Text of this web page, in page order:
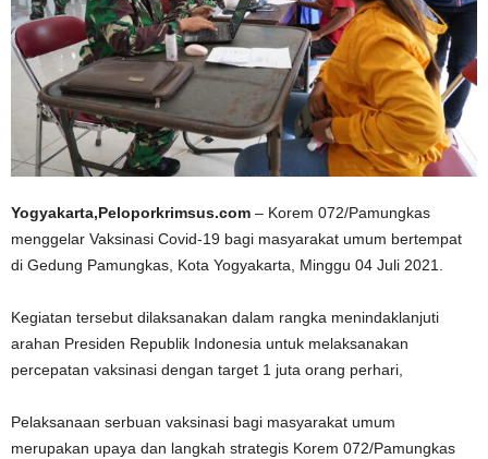
Yogyakarta,Peloporkrimsus.com – Korem 072/Pamungkas
menggelar Vaksinasi Covid-19 bagi masyarakat umum bertempat
di Gedung Pamungkas, Kota Yogyakarta, Minggu 04 Juli 2021.
Kegiatan tersebut dilaksanakan dalam rangka menindaklanjuti
arahan Presiden Republik Indonesia untuk melaksanakan
percepatan vaksinasi dengan target 1 juta orang perhari,
Pelaksanaan serbuan vaksinasi bagi masyarakat umum
merupakan upaya dan langkah strategis Korem 072/Pamungkas